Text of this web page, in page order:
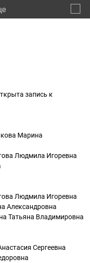
запись к
Марина
Людмила Игоревна
Людмила Игоревна
Александровна
Татьяна Владимировна
Сергеевна